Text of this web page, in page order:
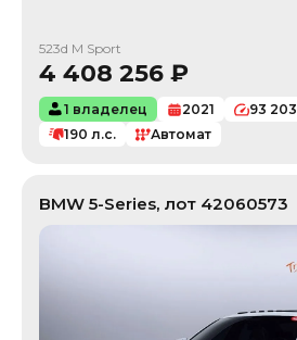
523d M Sport
4 408 256 ₽
1 владелец 2021 93 203
190 л.с. Автомат
BMW 5-Series, лот 42060573